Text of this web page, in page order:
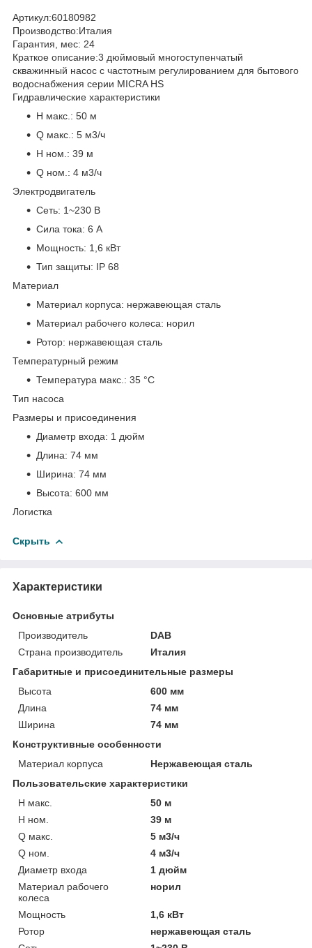
Артикул:60180982
Производство:Италия
Гарантия, мес: 24
Краткое описание:3 дюймовый многоступенчатый
скважинный насос с частотным регулированием для бытового
водоснабжения серии MICRA HS
Гидравлические характеристики
H макс.: 50 м
Q макс.: 5 м3/ч
H ном.: 39 м
Q ном.: 4 м3/ч
Электродвигатель
Сеть: 1~230 В
Сила тока: 6 А
Мощность: 1,6 кВт
Тип защиты: IP 68
Материал
Материал корпуса: нержавеющая сталь
Материал рабочего колеса: норил
Ротор: нержавеющая сталь
Температурный режим
Температура макс.: 35 °С
Тип насоса
Размеры и присоединения
Диаметр входа: 1 дюйм
Длина: 74 мм
Ширина: 74 мм
Высота: 600 мм
Логистка
Скрыть
Характеристики
Основные атрибуты
Производитель
DAB
Страна производитель
Италия
Габаритные и присоединительные размеры
Высота
600 мм
Длина
74 мм
Ширина
74 мм
Конструктивные особенности
Материал корпуса
Нержавеющая сталь
Пользовательские характеристики
H макс.
50 м
H ном.
39 м
Q макс.
5 м3/ч
Q ном.
4 м3/ч
Диаметр входа
1 дюйм
Материал рабочего
колеса
норил
Мощность
1,6 кВт
Ротор
нержавеющая сталь